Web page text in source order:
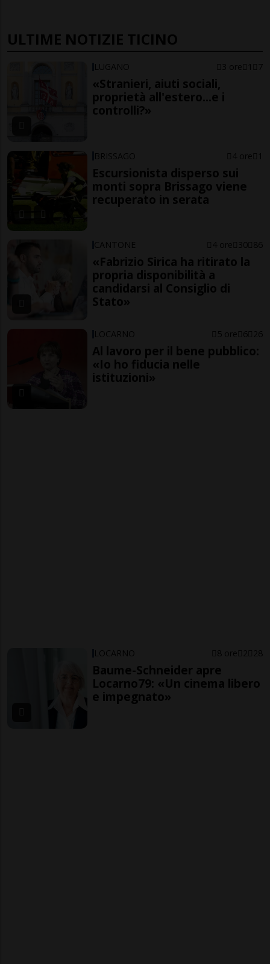
ULTIME NOTIZIE TICINO
LUGANO 3 ore 1 7
«Stranieri, aiuti sociali,
proprietà all'estero...e i
controlli?»
BRISSAGO 4 ore 1
Escursionista disperso sui
monti sopra Brissago viene
recuperato in serata
CANTONE 4 ore 30 86
«Fabrizio Sirica ha ritirato la
propria disponibilità a
candidarsi al Consiglio di
Stato»
LOCARNO 5 ore 6 26
Al lavoro per il bene pubblico:
«Io ho fiducia nelle
istituzioni»
LOCARNO 8 ore 2 28
Baume-Schneider apre
Locarno79: «Un cinema libero
e impegnato»